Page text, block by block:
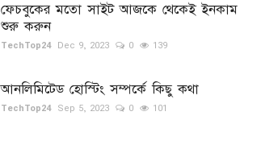
ফেচবুকের মতো সাইট আজকে থেকেই ইনকাম
শুরু করুন
TechTop24 Dec 9, 2023 0 139
আনলিমিটেড হোস্টিং সম্পর্কে কিছু কথা
TechTop24 Sep 5, 2023 0 101